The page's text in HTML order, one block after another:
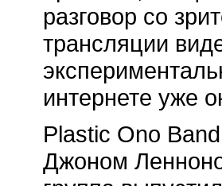
разговор со
трансляции
интернете уже
Plastic Ono
Джоном